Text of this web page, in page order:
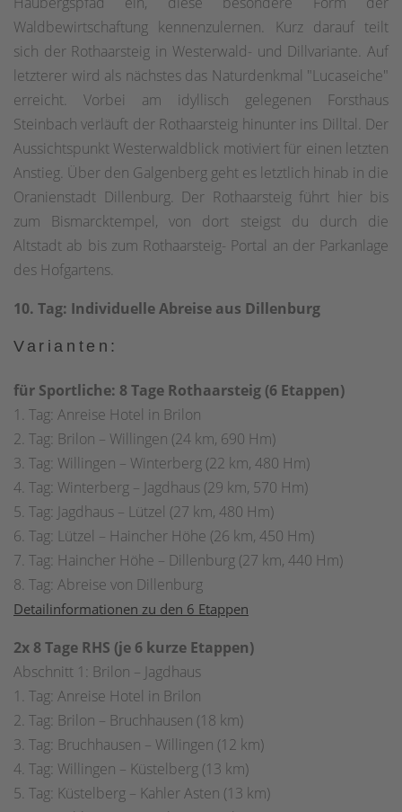
Waldbewirtschaftung kennenzulernen. Kurz darauf teilt
sich der Rothaarsteig in Westerwald- und Dillvariante. Auf
letzterer wird als nächstes das Naturdenkmal "Lucaseiche"
erreicht. Vorbei am idyllisch gelegenen Forsthaus
Steinbach verläuft der Rothaarsteig hinunter ins Dilltal. Der
Aussichtspunkt Westerwaldblick motiviert für einen letzten
Anstieg. Über den Galgenberg geht es letztlich hinab in die
Oranienstadt Dillenburg. Der Rothaarsteig führt hier bis
zum Bismarcktempel, von dort steigst du durch die
Altstadt ab bis zum Rothaarsteig- Portal an der Parkanlage
des Hofgartens.
10. Tag: Individuelle Abreise aus Dillenburg
Varianten:
für Sportliche: 8 Tage Rothaarsteig (6 Etappen)
1. Tag: Anreise Hotel in Brilon
2. Tag: Brilon – Willingen (24 km, 690 Hm)
3. Tag: Willingen – Winterberg (22 km, 480 Hm)
4. Tag: Winterberg – Jagdhaus (29 km, 570 Hm)
5. Tag: Jagdhaus – Lützel (27 km, 480 Hm)
6. Tag: Lützel – Haincher Höhe (26 km, 450 Hm)
7. Tag: Haincher Höhe – Dillenburg (27 km, 440 Hm)
8. Tag: Abreise von Dillenburg
Detailinformationen zu den 6 Etappen
2x 8 Tage RHS (je 6 kurze Etappen)
Abschnitt 1: Brilon – Jagdhaus
1. Tag: Anreise Hotel in Brilon
2. Tag: Brilon – Bruchhausen (18 km)
3. Tag: Bruchhausen – Willingen (12 km)
4. Tag: Willingen – Küstelberg (13 km)
5. Tag: Küstelberg – Kahler Asten (13 km)